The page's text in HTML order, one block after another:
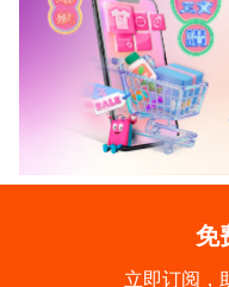
免
立即订阅，